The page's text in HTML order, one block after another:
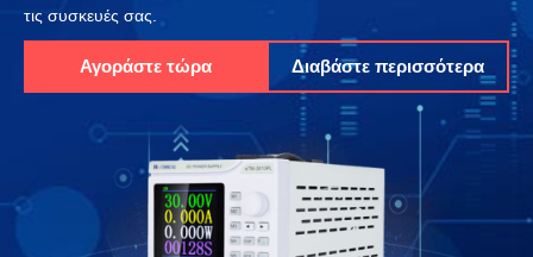
τις συσκευές σας.
Αγοράστε τώρα Διαβάστε περισσότερα